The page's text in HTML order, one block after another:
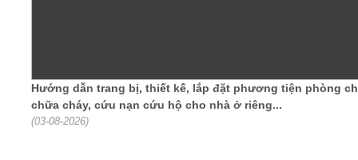
Hướng dẫn trang bị, thiết kế, lắp đặt phương tiện phòng
chữa cháy, cứu nạn cứu hộ cho nhà ở riêng...
(03-08-2026)